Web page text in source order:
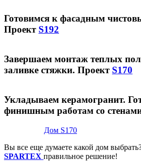
Готовимся к фасадным
Проект S192
Завершаем монтаж теплых
заливке стяжки. Проект S170
Укладываем керамогранит.
финишным работам со
Дом S170
Вы все еще думаете какой дом
SPARTEX правильное решение!